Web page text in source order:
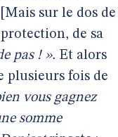
[Mais sur le dos de
de sa
pas ! ». Et alors
plusieurs fois de
vous gagnez
somme